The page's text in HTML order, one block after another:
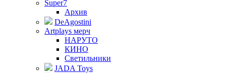
Super7
Архив
DeAgostini
Artplays мерч
НАРУТО
КИНО
Светильники
JADA Toys